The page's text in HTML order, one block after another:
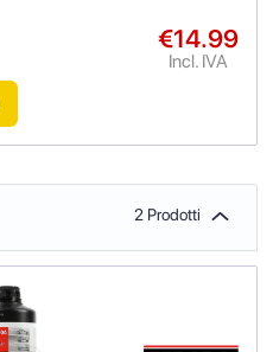
€14.99
Incl. IVA
2 Prodotti